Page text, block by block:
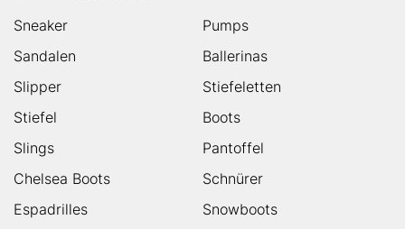
Sneaker
Pumps
Sandalen
Ballerinas
Slipper
Stiefeletten
Stiefel
Boots
Slings
Pantoffel
Chelsea Boots
Schnürer
Espadrilles
Snowboots